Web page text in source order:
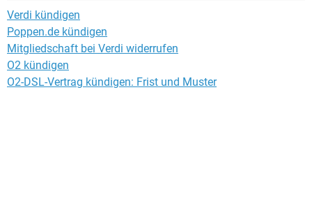
Verdi kündigen
Poppen.de kündigen
Mitgliedschaft bei Verdi widerrufen
O2 kündigen
O2-DSL-Vertrag kündigen: Frist und Muster